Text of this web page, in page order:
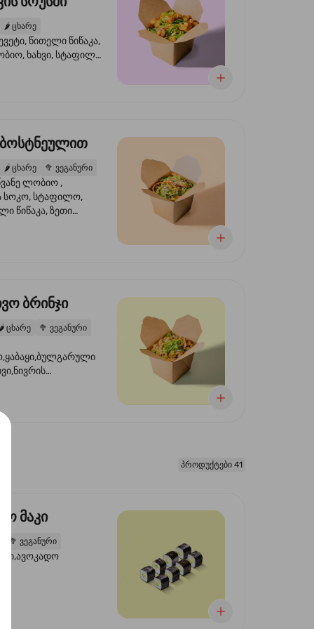
🌶️ ცხარე
წითელი წიწაკა,
ხახვი, სტაფილო,
ნიორი
🌶️ ცხარე 🥦 ვეგანური
ლობიო ,
სოკო, სტაფილო,
წიწაკა, ზეთი
ბრინჯი
🌶️ ცხარე 🥦 ვეგანური
ხახვი,სეზამის
პროდუქტები 41
მაკი
🥦 ვეგანური